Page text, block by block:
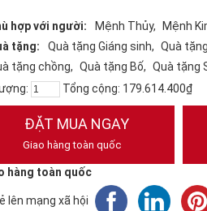
hợp với người: Mệnh Thủy
Mệnh
tặng:
Quà tặng Giáng sinh
Quà
tặng chồng
Quà tặng Bố
Quà tặng
Tổng cộng: 179.614.400₫
ĐẶT MUA NGAY
Giao hàng toàn quốc
hàng toàn quốc
lên mạng xã hội